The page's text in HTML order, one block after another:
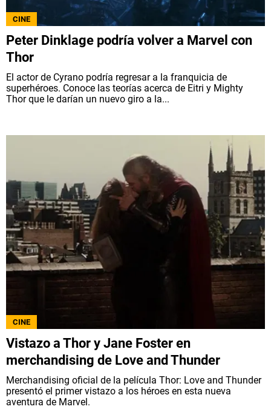
NETFLIX
PRIME VIDEO
APPLE TV+
MÚSICA
CELEBRITIES
INFLUENCERS
SPOILER US
QUIENES SOMOS STAFF
Escribe en Spoiler
Términos y Condiciones
Políticas de Privacidad
Política Editorial
Ad Choices
CINE
Peter Dinklage podría volver a Marvel con
Thor
El actor de Cyrano podría regresar a la franquicia de
superhéroes. Conoce las teorías acerca de Eitri y Mighty
Thor que le darían un nuevo giro a la...
CINE
Vistazo a Thor y Jane Foster en
merchandising de Love and Thunder
Merchandising oficial de la película Thor: Love and Thunder
presentó el primer vistazo a los héroes en esta nueva
aventura de Marvel.